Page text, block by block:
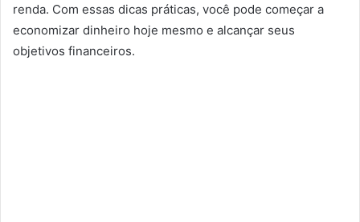
renda. Com essas dicas práticas, você pode começar a
economizar dinheiro hoje mesmo e alcançar seus
objetivos financeiros.